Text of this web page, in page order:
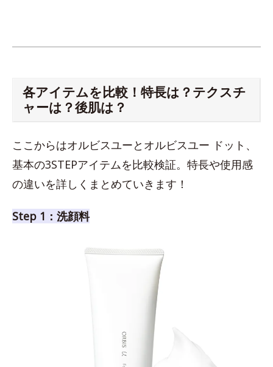
各アイテムを比較！特長は？テクスチ
ャーは？後肌は？
ここからはオルビスユーとオルビスユー ドット、
基本の3STEPアイテムを比較検証。特長や使用感
の違いを詳しくまとめていきます！
Step 1：洗顔料